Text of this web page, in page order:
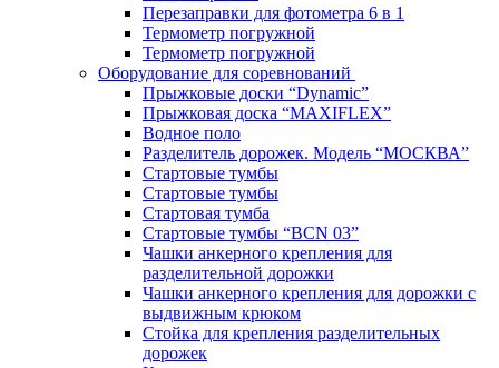
Перезаправки для фотометра 6 в 1
Термометр погружной
Термометр погружной
Оборудование для соревнований
Прыжковые доски “Dynamic”
Прыжковая доска “MAXIFLEX”
Водное поло
Разделитель дорожек. Модель “МОСКВА”
Стартовые тумбы
Стартовые тумбы
Стартовая тумба
Стартовые тумбы “BCN 03”
Чашки анкерного крепления для
разделительной дорожки
Чашки анкерного крепления для дорожки с
выдвижным крюком
Стойка для крепления разделительных
дорожек